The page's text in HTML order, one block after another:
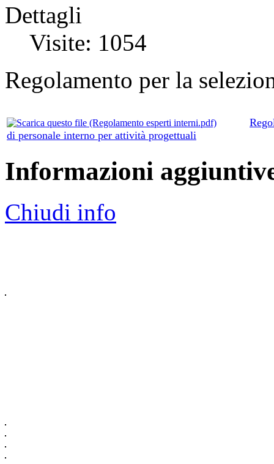
Dettagli
Visite: 1054
Regolamento per la
di personale interno per attività progettuali
Informazioni
Chiudi info